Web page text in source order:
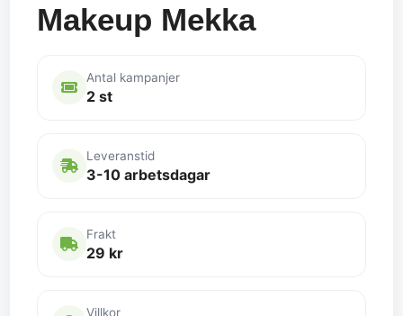
Makeup Mekka
Antal kampanjer
2 st
Leveranstid
3-10 arbetsdagar
Frakt
29 kr
Villkor